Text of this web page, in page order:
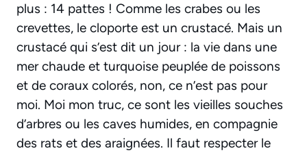
plus : 14 pattes ! Comme les crabes ou les
crevettes, le cloporte est un crustacé. Mais un
crustacé qui s’est dit un jour : la vie dans une
mer chaude et turquoise peuplée de poissons
et de coraux colorés, non, ce n’est pas pour
moi. Moi mon truc, ce sont les vieilles souches
d’arbres ou les caves humides, en compagnie
des rats et des araignées. Il faut respecter le